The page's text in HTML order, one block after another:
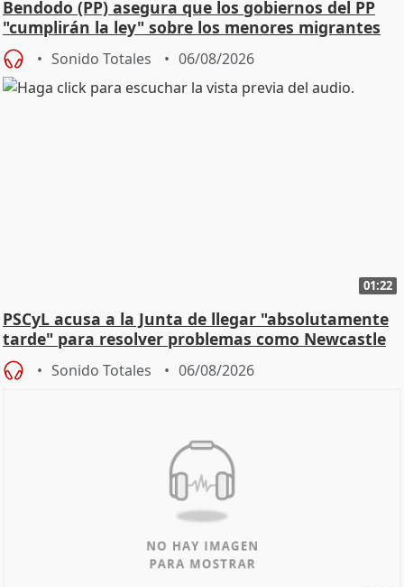
Bendodo (PP) asegura que los gobiernos del PP
"cumplirán la ley" sobre los menores migrantes
Sonido Totales 06/08/2026
01:22
PSCyL acusa a la Junta de llegar "absolutamente
tarde" para resolver problemas como Newcastle
Sonido Totales 06/08/2026